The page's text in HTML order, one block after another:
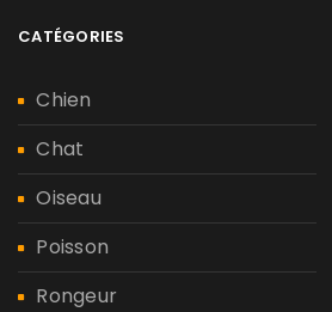
CATÉGORIES
Chien
Chat
Oiseau
Poisson
Rongeur